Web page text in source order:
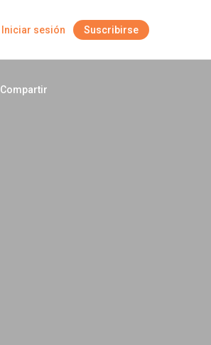
Iniciar sesión Suscribirse
Compartir